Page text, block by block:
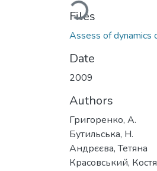
Loading...
Files
Assess of dynamics
Date
2009
Authors
Григоренко, А.
Бутильська, Н.
Андрєєва, Тетяна
Красовський,